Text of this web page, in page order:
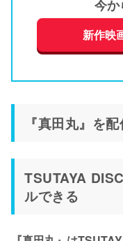
今か
新作映
『真田丸』を
TSUTAYA
ルできる